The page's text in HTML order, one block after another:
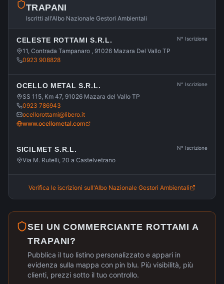
TRAPANI
Iscritti all'Albo Nazionale Gestori Ambientali
CELESTE ROTTAMI S.R.L.
11, Contrada Tampanaro , 91026 Mazara Del Vallo TP
0923 908828
N° Iscrizione
OCELLO METAL S.R.L.
SS 115, Km 47, 91026 Mazara del Vallo TP
0923 786943
ocellorottami@libero.it
www.ocellometal.com
N° Iscrizione
SICILMET S.R.L.
Via M. Rutelli, 20 a Castelvetrano
N° Iscrizione
Verifica le iscrizioni sull'Albo Nazionale Gestori Ambientali
SEI UN COMMERCIANTE ROTTAMI A
TRAPANI?
Pubblica il tuo listino personalizzato e appari in
evidenza sulla mappa con pin blu. Più visibilità, più
clienti, prezzi sotto il tuo controllo.